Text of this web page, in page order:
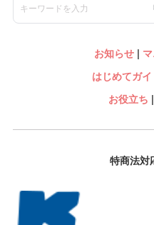
お知らせ|
はじめてガイ
お役立ち |
特商法対